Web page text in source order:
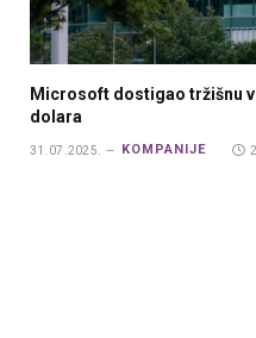
Microsoft dostigao tržišnu
dolara
31.07.2025. KOMPANIJE